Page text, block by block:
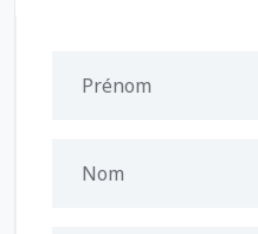
Prénom
Nom